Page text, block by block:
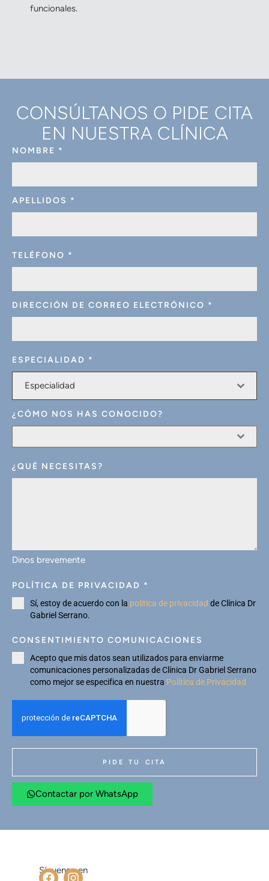
funcionales.
CONSÚLTANOS O PIDE CITA
EN NUESTRA CLÍNICA
NOMBRE *
APELLIDOS *
TELÉFONO *
DIRECCIÓN DE CORREO ELECTRÓNICO *
ESPECIALIDAD *
Especialidad
¿CÓMO NOS HAS CONOCIDO?
¿QUÉ NECESITAS?
Dinos brevemente
POLÍTICA DE PRIVACIDAD *
Sí, estoy de acuerdo con la política de privacidad de Clínica Dr
Gabriel Serrano.
CONSENTIMIENTO COMUNICACIONES
Acepto que mis datos sean utilizados para enviarme
comunicaciones personalizadas de Clínica Dr Gabriel Serrano
como mejor se especifica en nuestra Política de Privacidad
PIDE TU CITA
Contactar por WhatsApp
Síguenos en